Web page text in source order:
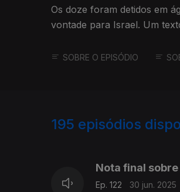
Os doze foram detidos em
vontade para Israel. Um
SOBRE O EPISÓDIO
195 episódios
Nota final
Ep. 122
30 jun. 2025